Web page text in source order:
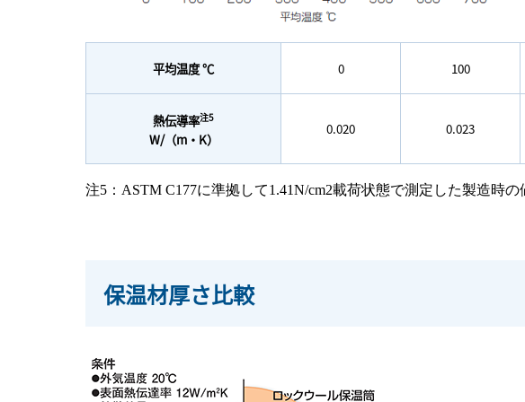
平均温度 ℃ 0 100
熱伝導率注5
W/（m・K）
0.020 0.023
注5：ASTM C177に準拠して1.41N/cm2載荷状態で測定した製造時の
保温材厚さ比較